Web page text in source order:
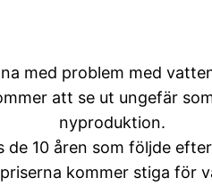
med problem med
att se ut ungefär
nyproduktion.
10 åren som följde
kommer stiga för